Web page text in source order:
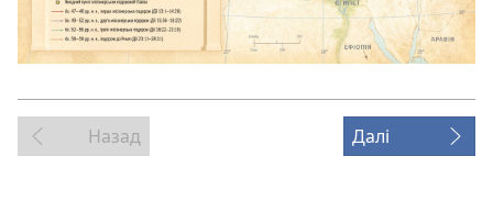
Назад Далі